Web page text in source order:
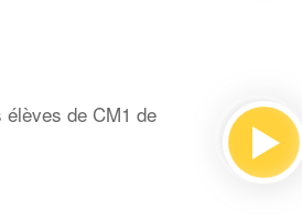
élèves de CM1 de